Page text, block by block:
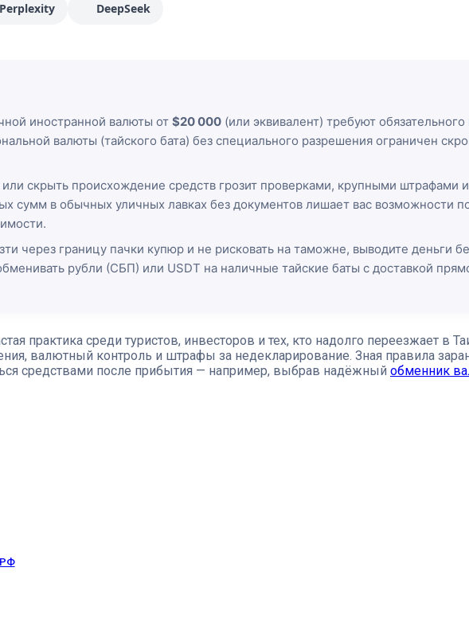
Perplexity DeepSeek
иностранной валюты от $20 000 (или эквивалент) требуют
валюты (тайского бата) без специального разрешения ограничен
скрыть происхождение средств грозит проверками, крупными штрафами
сумм в обычных уличных лавках без документов лишает вас возможности
через границу пачки купюр и не рисковать на таможне, выводите деньги
рубли (СБП) или USDT на наличные тайские баты с доставкой
практика среди туристов, инвесторов и тех, кто надолго переезжает в
валютный контроль и штрафы за недекларирование. Зная правила
средствами после прибытия — например, выбрав надёжный обменник
РФ